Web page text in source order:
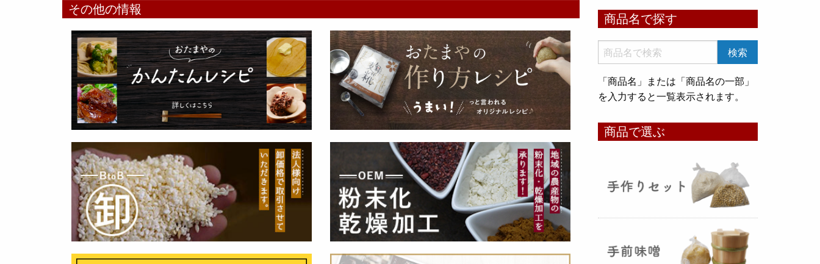
その他の情報
いめ甘酒 30g』と『オートミー
プをリリース致しました。何処へ
でも持ち運びが出来て、非常に便
利です！
た！（2025年08月12日）
お米5kg貯蔵用アルミ袋が完
成しました！完全オリジナルで特
商品名で探す
「商品名」または「商品名の一部」
を入力すると一覧表示されます。
商品で選ぶ